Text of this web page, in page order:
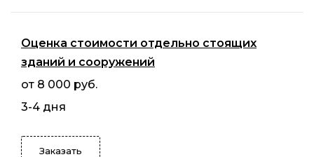
Оценка стоимости отдельно стоящих
зданий и сооружений
от 8 000 руб.
3-4 дня
Заказать